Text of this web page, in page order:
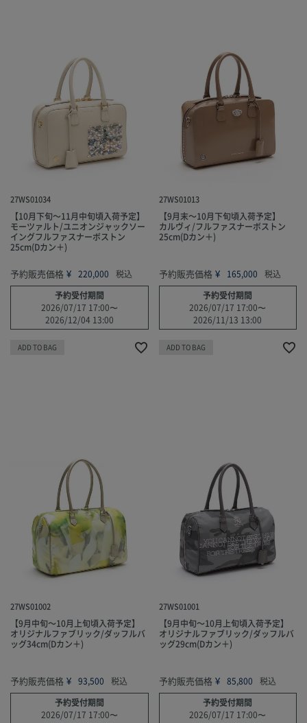
27WS01034
【10月下旬～11月中旬頃入荷予定】
モーツァルト/ユニオンジャックソー
イングフルファスナーボストン
25cm(Dカン＋)
予約販売価格 ¥ 220,000
税込
予約受付期間
2026/07/17 17:00〜
2026/12/04 13:00
ADD TO BAG
27WS01013
【9月末～10月下旬頃入荷予定】
カルヴィ/フルファスナーボストン
25cm(Dカン＋)
予約販売価格 ¥ 165,000
税込
予約受付期間
2026/07/17 17:00〜
2026/11/13 13:00
ADD TO BAG
27WS01002
【9月中旬～10月上旬頃入荷予定】
オリジナルファブリック/ダッフルバ
ッグ34cm(Dカン＋)
予約販売価格 ¥ 93,500
税込
予約受付期間
2026/07/17 17:00〜
27WS01001
【9月中旬～10月上旬頃入荷予定】
オリジナルファブリック/ダッフルバ
ッグ29cm(Dカン＋)
予約販売価格 ¥ 85,800
税込
予約受付期間
2026/07/17 17:00〜